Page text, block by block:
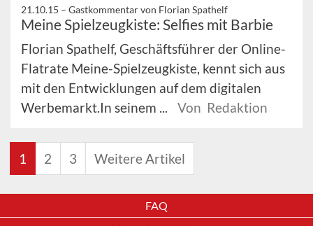
21.10.15 – Gastkommentar von Florian Spathelf
Meine Spielzeugkiste: Selfies mit Barbie
Florian Spathelf, Geschäftsführer der Online-
Flatrate Meine-Spielzeugkiste, kennt sich aus
mit den Entwicklungen auf dem digitalen
Werbemarkt.In seinem ...
Von Redaktion
1 2 3 Weitere Artikel
FAQ